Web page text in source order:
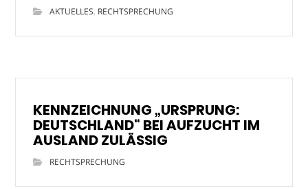
AKTUELLES, RECHTSPRECHUNG
KENNZEICHNUNG „URSPRUNG:
DEUTSCHLAND“ BEI AUFZUCHT IM
AUSLAND ZULÄSSIG
RECHTSPRECHUNG